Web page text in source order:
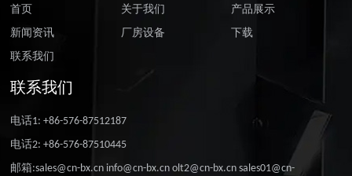
首页 关于我们
产品展示
新闻资讯
厂房设备
下载
联系我们
联系我们
电话1: +86-576-87512187
电话2: +86-576-87510445
邮箱:sales@cn-bx.cn info@cn-bx.cn olt2@cn-bx.cn sales01@cn-